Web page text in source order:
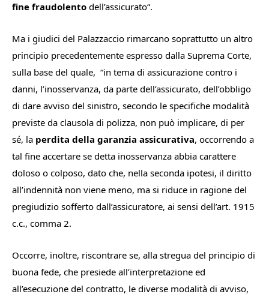
fine fraudolento dell’assicurato“.
Ma i giudici del Palazzaccio rimarcano soprattutto un altro
principio precedentemente espresso dalla Suprema Corte,
sulla base del quale, “in tema di assicurazione contro i
danni, l’inosservanza, da parte dell’assicurato, dell’obbligo
di dare avviso del sinistro, secondo le specifiche modalità
previste da clausola di polizza, non può implicare, di per
sé, la perdita della garanzia assicurativa, occorrendo a
tal fine accertare se detta inosservanza abbia carattere
doloso o colposo, dato che, nella seconda ipotesi, il diritto
all’indennità non viene meno, ma si riduce in ragione del
pregiudizio sofferto dall’assicuratore, ai sensi dell’art. 1915
c.c., comma 2.
Occorre, inoltre, riscontrare se, alla stregua del principio di
buona fede, che presiede all’interpretazione ed
all’esecuzione del contratto, le diverse modalità di avviso,